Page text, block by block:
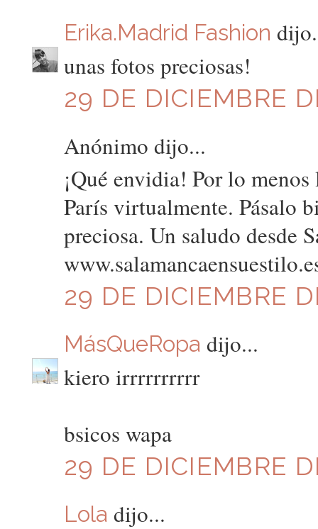
Erika.Madrid Fashion
unas fotos preciosas!
29 DE DICIEMBRE
Anónimo dijo...
¡Qué envidia! Por lo
París virtualmente. Pásalo
preciosa. Un saludo desde
29 DE DICIEMBRE
MásQueRopa dijo...
kiero irrrrrrrrrr
bsicos wapa
29 DE DICIEMBRE
Lola dijo...